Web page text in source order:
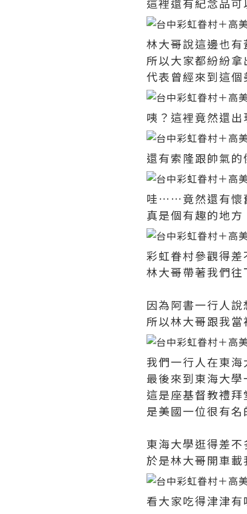
林大哥說這邊也有
所以大家都紛紛
代表曾經來到這個
咦？這裡竟然還
還有索隆跟帥氣的
哇……竟然還有懷
真是個有趣的地方
彩虹眷村參觀得差
林大哥帶著我們
因為阿書一行人
所以林大哥跟我
我們一行人在東
最後來到東海大
這是座基督教禮拜
是美國一位很有
東海大學逛得差
於是林大哥開車
看大家吃得津津